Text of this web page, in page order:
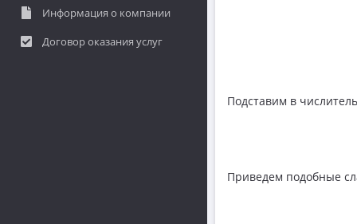
Информация о компании
Договор оказания услуг
Подставим в
Приведем подобные